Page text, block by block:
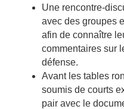
Une rencontre-
avec des groupes
afin de connaître
commentaires sur
défense.
Avant les tables
soumis de courts
pair avec le